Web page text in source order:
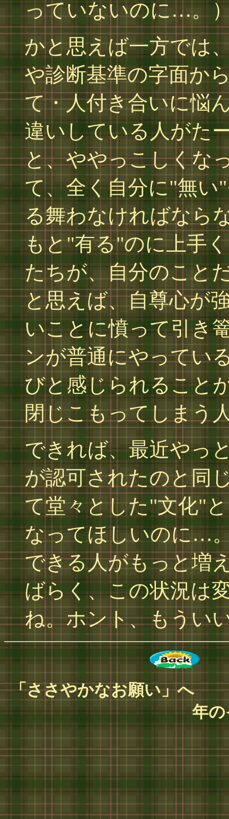
っていないのに…。
かと思えば一方では
や診断基準の字面か
て・人付き合いに悩
違いしている人がた
と、ややっこしくな
て、全く自分に"無
る舞わなければなら
もと"有る"のに上手
たちが、自分のこと
と思えば、自尊心が
いことに憤って引き
ンが普通にやってい
びと感じられること
閉じこもってしまう
できれば、最近やっ
が認可されたのと同
て堂々とした"文化"
なってほしいのに…
できる人がもっと増
ばらく、この状況は
ね。ホント、もうい
「ささやかなお願い」
年